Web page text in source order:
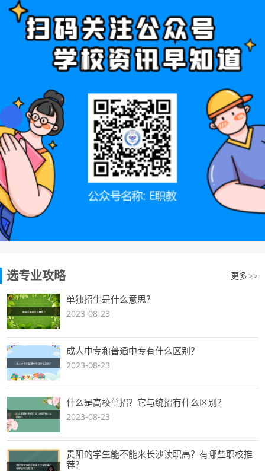
选专业攻略 更多 >>
单独招生是什么意思？
2023-08-23
成人中专和普通中专有什么区别？
2023-08-23
什么是高校单招？它与统招有什么区别？
2023-08-23
贵阳的学生能不能来长沙读职高？有哪些职校推
荐？